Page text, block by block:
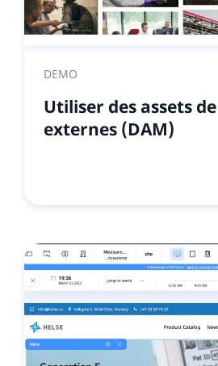
DEMO
Utiliser des assets
externes (DAM)